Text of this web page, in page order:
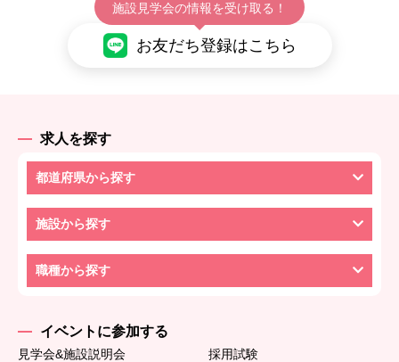
施設見学会の情報を受け取る！
お友だち登録はこちら
求人を探す
都道府県から探す
施設から探す
職種から探す
イベントに参加する
見学会&施設説明会
採用試験